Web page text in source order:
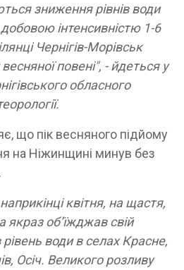
зниження рівнів води
добовою інтенсивністю 1-6
Чернігів-Морівськ
повені", - йдеться у
обласного
що пік весняного підйому
на Ніжинщині минув без
квітня, на щастя,
якраз об’їжджав свій
води в селах Красне,
Осіч. Великого розливу